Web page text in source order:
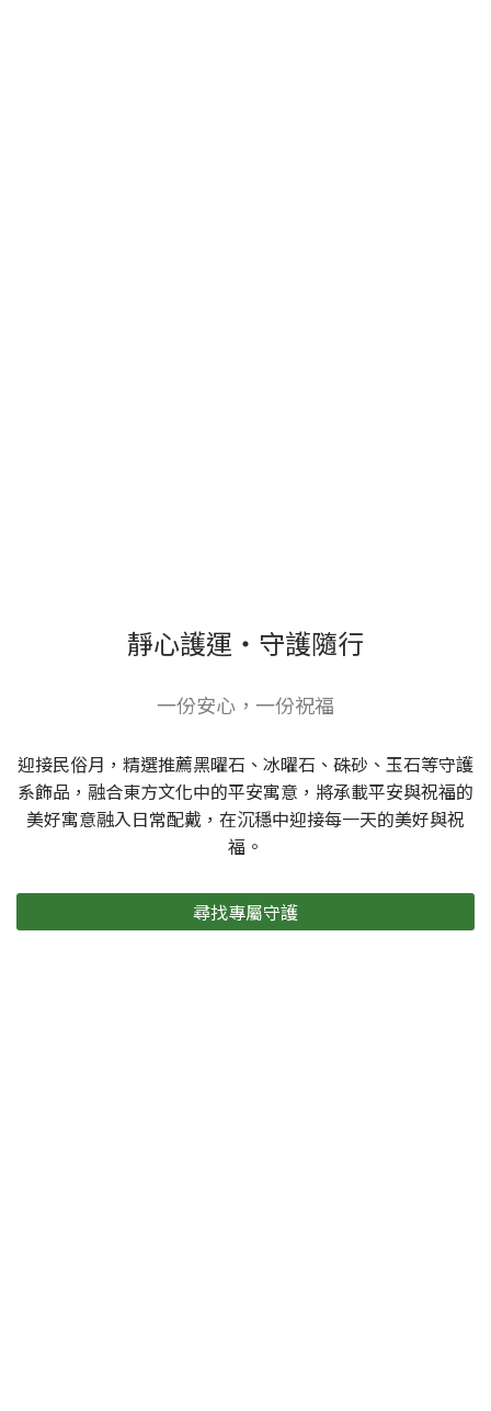
靜心護運・守護隨行
一份安心，一份祝福
迎接民俗月，精選推薦黑曜石、冰曜石、硃砂、玉石等守護
系飾品，融合東方文化中的平安寓意，將承載平安與祝福的
美好寓意融入日常配戴，在沉穩中迎接每一天的美好與祝
福。
尋找專屬守護